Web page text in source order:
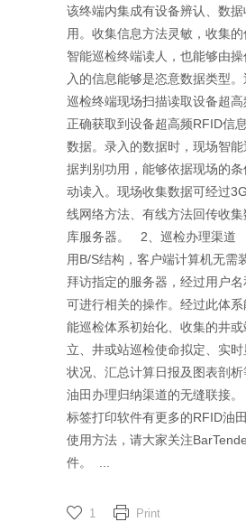
该终端内集成有设备辨认、数
用。收集信息方法灵敏，收集
智能巡检终端读人，也能够由
入的信息能够是恣意数据类型
巡检终端现场扫描读取设备超
正确获取到设备超高频RFID信
数据。录入的数据时，现场智
据判别功用，能够依据现场的
动读入。现场收集数据可经过
线网络方法、有线方法回传收
库服务器。 2、巡检办理渠道
用B/S结构，客户端计算机无需
拜访指定的服务器，经过用户
可进行相关的操作。经过此体
能巡检体系初始化、收集的井
立、井或站巡检使命拟定、实
状况、汇总计算日报及图表剖
油田办理归纳渠道的无缝联接
标签打印软件有更多的RFID油
使用方法，请大家关注
件。 ...
1 Print